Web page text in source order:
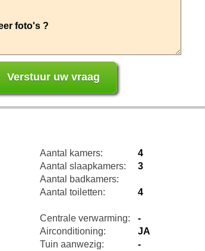
Aantal kamers:
4
Aantal slaapkamers:
3
Aantal badkamers:
Aantal toiletten:
4
Centrale verwarming:
-
Airconditioning:
JA
Tuin aanwezig:
-